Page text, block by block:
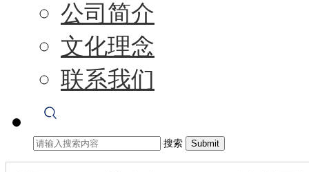
公司简介
文化理念
联系我们
搜索